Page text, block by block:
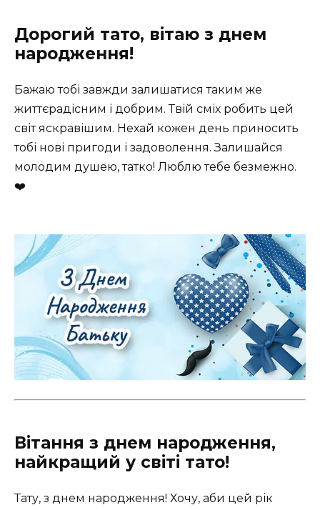
Дорогий тато, вітаю з днем
народження!
Бажаю тобі завжди залишатися таким же
життєрадісним і добрим. Твій сміх робить цей
світ яскравішим. Нехай кожен день приносить
тобі нові пригоди і задоволення. Залишайся
молодим душею, татко! Люблю тебе безмежно.
❤️
Вітання з днем народження,
найкращий у світі тато!
Тату, з днем народження! Хочу, аби цей рік